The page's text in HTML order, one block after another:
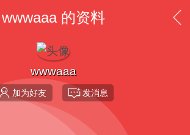
wwwaaa 的资料
wwwaaa
加为好友 发消息